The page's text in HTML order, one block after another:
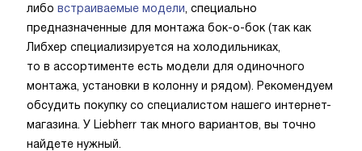
либо встраиваемые модели , специально
предназначенные для монтажа бок-о-бок (так как
Либхер специализируется на холодильниках,
то в ассортименте есть модели для одиночного
монтажа, установки в колонну и рядом). Рекомендуем
обсудить покупку со специалистом нашего интернет-
магазина. У Liebherr так много вариантов, вы точно
найдете нужный.